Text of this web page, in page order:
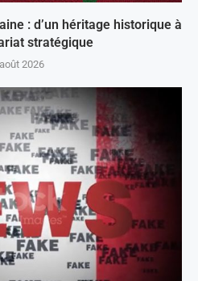
: d’un héritage historique à
stratégique
2026